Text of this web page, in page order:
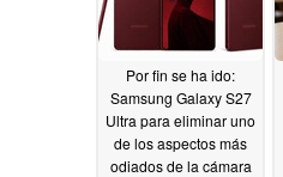
Por fin se ha ido:
Samsung Galaxy S27
Ultra para eliminar uno
de los aspectos más
odiados de la cámara